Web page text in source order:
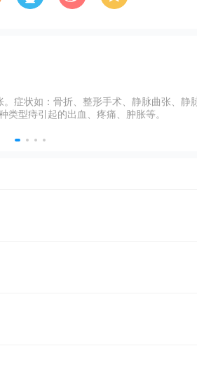
症状如：骨折、整形手术、静脉曲张、静
类型痔引起的出血、疼痛、肿胀等。